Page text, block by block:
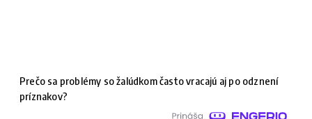
Prečo sa problémy so žalúdkom často vracajú aj po odznení
príznakov?